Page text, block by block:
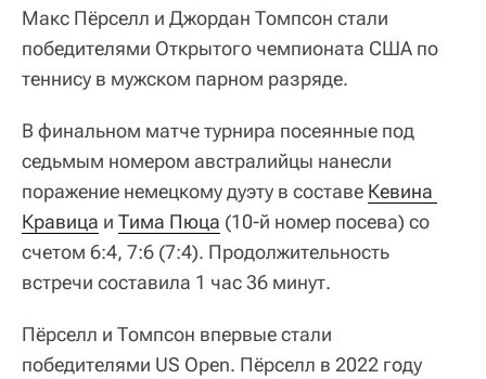
Макс Пёрселл и Джордан Томпсон стали
победителями Открытого чемпионата США по
теннису в мужском парном разряде.
В финальном матче турнира посеянные под
седьмым номером австралийцы нанесли
поражение немецкому дуэту в составе Кевина
Кравица и Тима Пюца (10-й номер посева) со
счетом 6:4, 7:6 (7:4). Продолжительность
встречи составила 1 час 36 минут.
Пёрселл и Томпсон впервые стали
победителями US Open. Пёрселл в 2022 году